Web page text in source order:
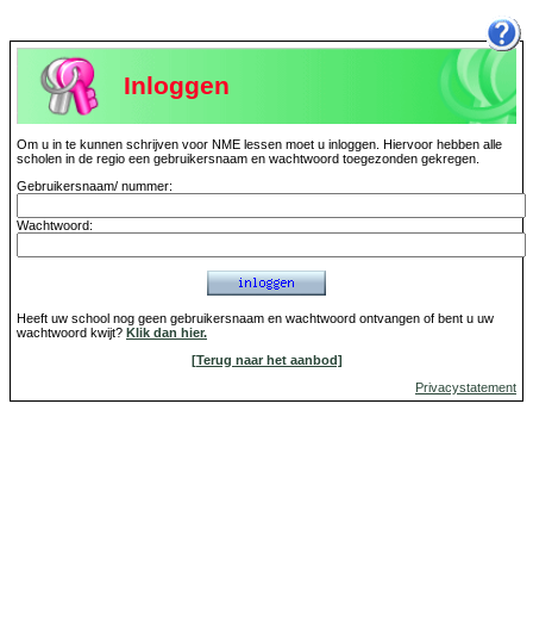
Inloggen
Om u in te kunnen schrijven voor NME lessen moet u inloggen. Hiervoor hebben alle
scholen in de regio een gebruikersnaam en wachtwoord toegezonden gekregen.
Gebruikersnaam/ nummer:
Wachtwoord:
Heeft uw school nog geen gebruikersnaam en wachtwoord ontvangen of bent u uw
wachtwoord kwijt? Klik dan hier.
[Terug naar het aanbod]
Privacystatement